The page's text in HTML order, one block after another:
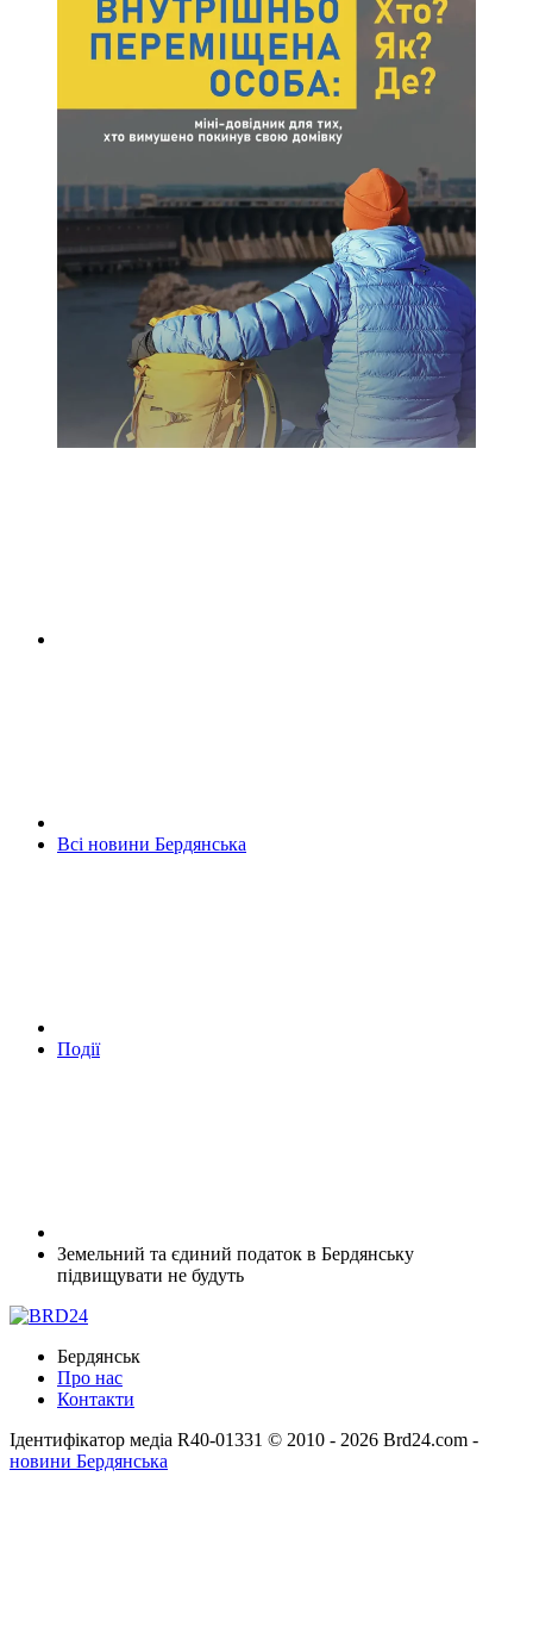
Всі новини Бердянська
Події
Земельний та єдиний податок в Бердянську
підвищувати не будуть
Бердянськ
Про нас
Контакти
Ідентифікатор медіа R40-01331 © 2010 - 2026 Brd24.com -
новини Бердянська